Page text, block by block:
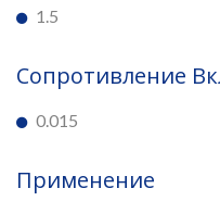
1.5
Сопротивление
0.015
Применение